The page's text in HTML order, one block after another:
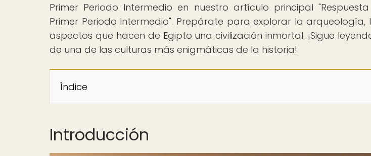
Primer Periodo Intermedio en nuestro artículo principal
Primer Periodo Intermedio". Prepárate para explorar la
aspectos que hacen de Egipto una civilización inmortal. ¡Sigue
de una de las culturas más enigmáticas de la historia!
Índice
Introducción